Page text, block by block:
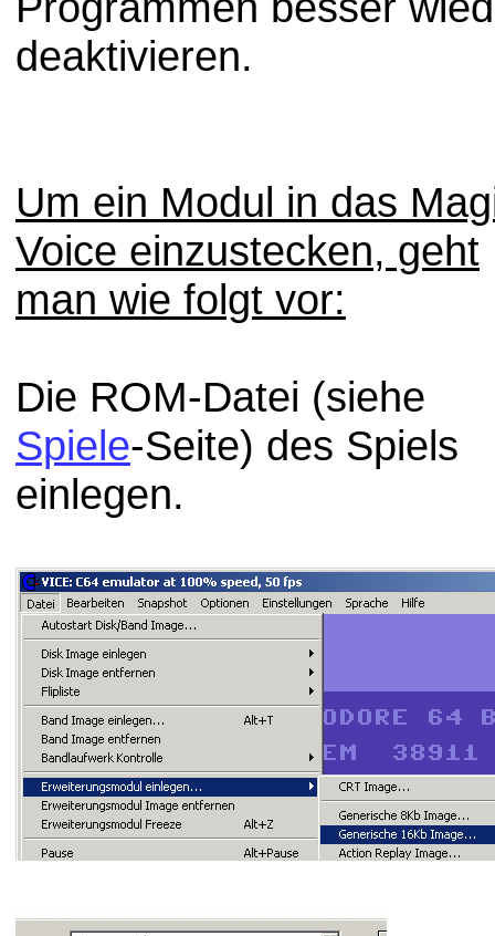
deaktivieren.
Um ein Modul in das
Voice einzustecken, geht
man wie folgt vor:
Die ROM-Datei (siehe
Spiele-Seite) des Spiels
einlegen.